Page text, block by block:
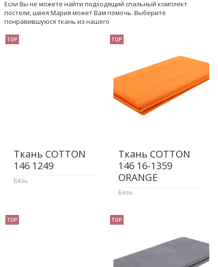
Если Вы не можете найти подходящий спальный комплект
постели, швея Мария может Вам помочь. Выберите
понравившуюся ткань из нашего
TOP
Ткань COTTON
146 1249
Бязь
TOP
Ткань COTTON
146 16-1359
ORANGE
Бязь
TOP TOP